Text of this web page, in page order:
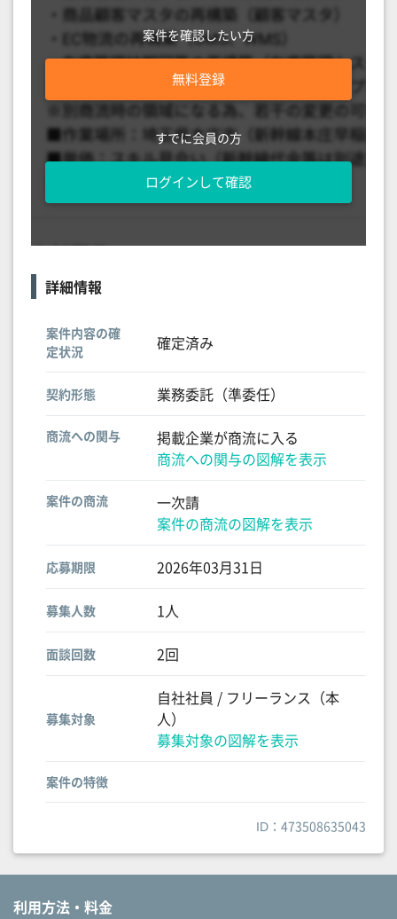
案件を確認したい方
無料登録
すでに会員の方
ログインして確認
詳細情報
案件内容の確
定状況
確定済み
契約形態 業務委託（準委任）
商流への関与
掲載企業が商流に入る
商流への関与の図解を表示
案件の商流
一次請
案件の商流の図解を表示
応募期限 2026年03月31日
募集人数 1人
面談回数 2回
募集対象
自社社員 / フリーランス（本
人）
募集対象の図解を表示
案件の特徴
ID：473508635043
利用方法・料金